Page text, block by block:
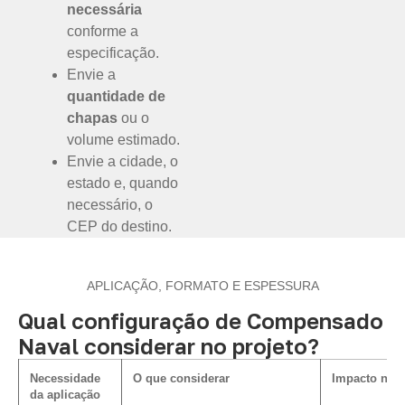
necessária
conforme a
especificação.
Envie a
quantidade de
chapas ou o
volume estimado.
Envie a cidade, o
estado e, quando
necessário, o
CEP do destino.
APLICAÇÃO, FORMATO E ESPESSURA
Qual configuração de Compensado
Naval considerar no projeto?
Necessidade
da aplicação
O que considerar Impacto na